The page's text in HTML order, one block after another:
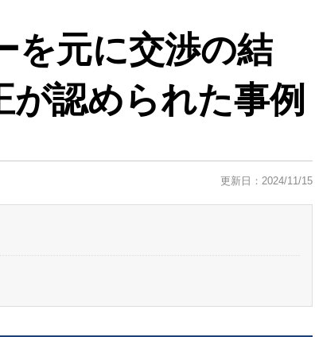
を元に交渉の結
認められた事例
更新日：2024/11/15